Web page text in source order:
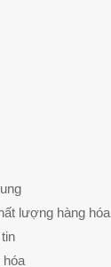
lượng hàng hóa
hóa